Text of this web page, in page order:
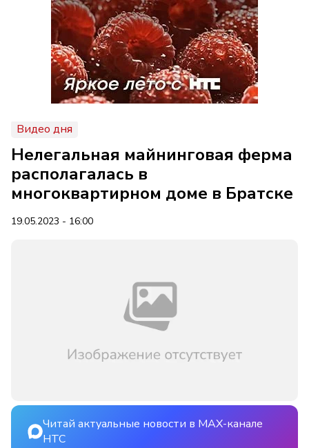
Видео дня
Нелегальная майнинговая ферма
располагалась в
многоквартирном доме в Братске
19.05.2023 - 16:00
Читай актуальные новости в MAX-канале
НТС